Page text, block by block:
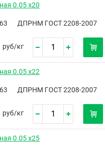
0.05 х20
ДПРНМ ГОСТ 2208-2007
руб/кг
0.05 х22
ДПРНМ ГОСТ 2208-2007
руб/кг
0.05 х25